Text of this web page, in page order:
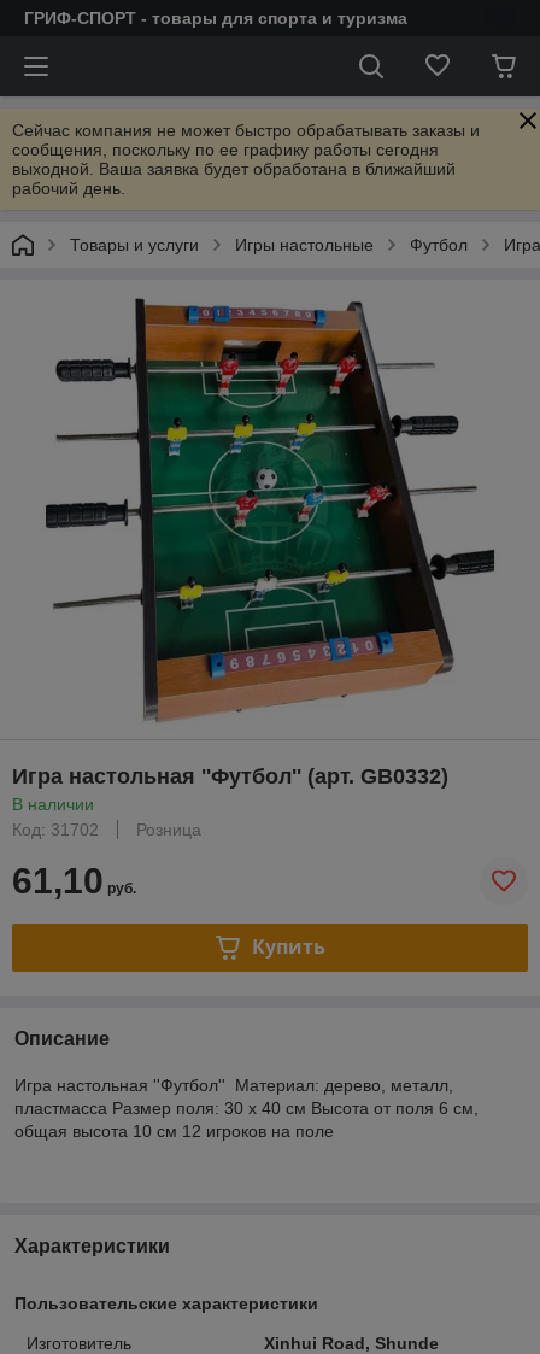
ГРИФ-СПОРТ - товары для спорта и туризма
Сейчас компания не может быстро обрабатывать заказы и
сообщения, поскольку по ее графику работы сегодня
выходной. Ваша заявка будет обработана в ближайший
рабочий день.
Товары и услуги Игры настольные Футбол
Игра настольная ''Футбол'' (арт. GB0332)
В наличии
Код: 31702
Розница
61,10 руб.
Купить
Описание
Игра настольная ''Футбол'' Материал: дерево, металл,
пластмасcа Размер поля: 30 х 40 см Высота от поля 6 см,
общая высота 10 см 12 игроков на поле
Характеристики
Пользовательские характеристики
Изготовитель
Xinhui Road, Shunde